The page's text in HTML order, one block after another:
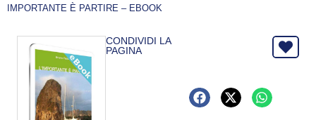
IMPORTANTE È PARTIRE – EBOOK
CONDIVIDI LA
PAGINA